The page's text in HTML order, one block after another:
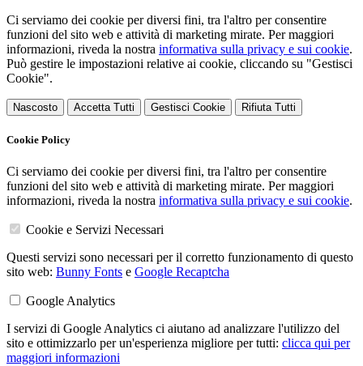
Ci serviamo dei cookie per diversi fini, tra l'altro per consentire
funzioni del sito web e attività di marketing mirate. Per maggiori
informazioni, riveda la nostra informativa sulla privacy e sui cookie.
Può gestire le impostazioni relative ai cookie, cliccando su "Gestisci
Cookie".
Nascosto Accetta Tutti Gestisci Cookie Rifiuta Tutti
Cookie Policy
Ci serviamo dei cookie per diversi fini, tra l'altro per consentire
funzioni del sito web e attività di marketing mirate. Per maggiori
informazioni, riveda la nostra informativa sulla privacy e sui cookie.
Cookie e Servizi Necessari
Questi servizi sono necessari per il corretto funzionamento di questo
sito web: Bunny Fonts e Google Recaptcha
Google Analytics
I servizi di Google Analytics ci aiutano ad analizzare l'utilizzo del
sito e ottimizzarlo per un'esperienza migliore per tutti: clicca qui per
maggiori informazioni